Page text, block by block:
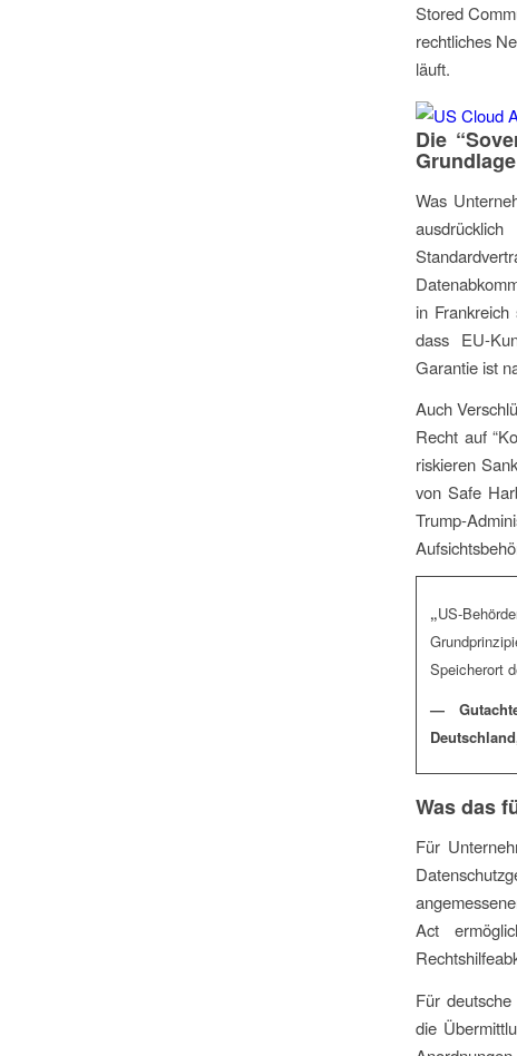
Stored
rechtliches
läuft.
Die
Grundlage
Was
in
dass EU-
Garantie ist
Auch
Recht auf
riskieren
von Safe
Trump-
„US-
Speicherort
—
Was das
Für
Act
Für
die